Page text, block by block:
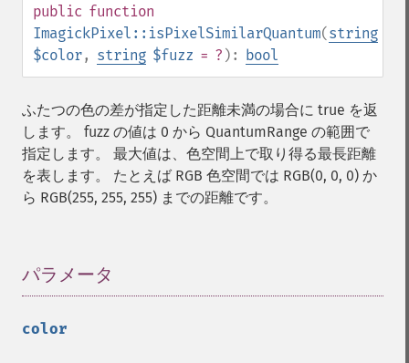
public function
ImagickPixel::isPixelSimilarQuantum(string
$color, string $fuzz = ? ): bool
ふたつの色の差が指定した距離未満の場合に true を返
します。 fuzz の値は 0 から QuantumRange の範囲で
指定します。 最大値は、色空間上で取り得る最長距離
を表します。 たとえば RGB 色空間では RGB(0, 0, 0) か
ら RGB(255, 255, 255) までの距離です。
パラメータ
color